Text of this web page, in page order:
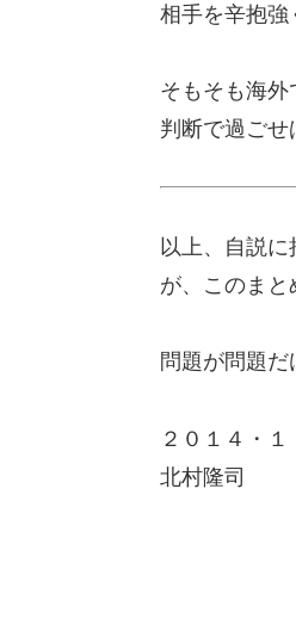
相手を辛抱強
そもそも海
判断で過ごせ
以上、自説
が、このまと
問題が問題だ
２０１４・１
北村隆司